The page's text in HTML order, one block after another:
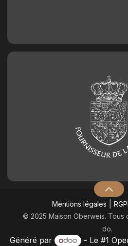
Mentions légales
© 2025 Maison Oberweis. Tous
do.
Généré par - Le #1